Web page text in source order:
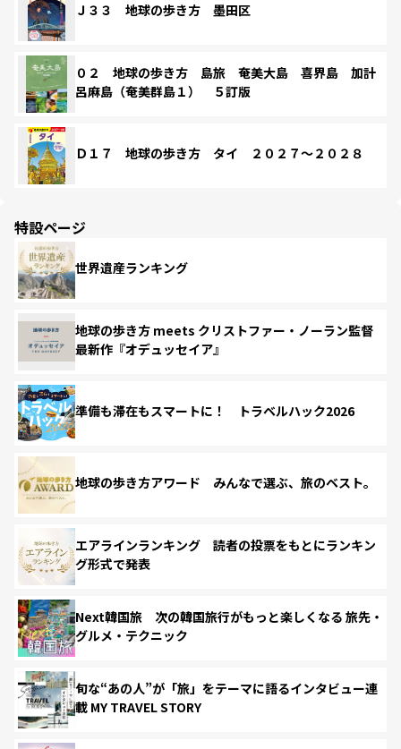
Ｊ３３ 地球の歩き方 墨田区
０２ 地球の歩き方 島旅 奄美大島 喜界島 加計
呂麻島（奄美群島１） ５訂版
Ｄ１７ 地球の歩き方 タイ ２０２７～２０２８
特設ページ
世界遺産ランキング
地球の歩き方 meets クリストファー・ノーラン監督
最新作『オデュッセイア』
準備も滞在もスマートに！ トラベルハック2026
地球の歩き方アワード みんなで選ぶ、旅のベスト。
エアラインランキング 読者の投票をもとにランキン
グ形式で発表
Next韓国旅 次の韓国旅行がもっと楽しくなる 旅先・
グルメ・テクニック
旬な“あの人”が「旅」をテーマに語るインタビュー連
載 MY TRAVEL STORY